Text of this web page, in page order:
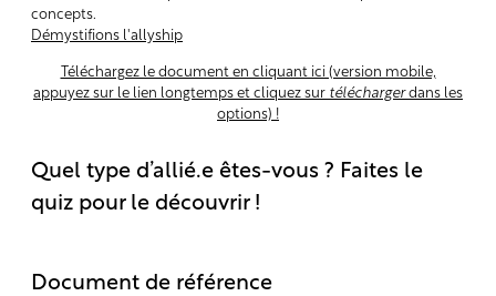
concepts.
Démystifions l'allyship
Téléchargez le document en cliquant ici (version mobile,
appuyez sur le lien longtemps et cliquez sur téléchargerdans les
options) !
Quel type d’allié.e êtes-vous ? Faites le
quiz pour le découvrir !
Document de référence